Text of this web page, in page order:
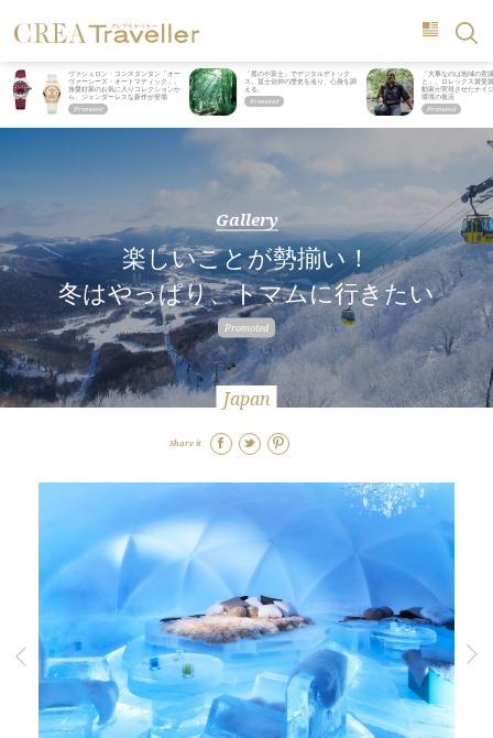
ヴァシュロン・コンスタンタン「オー
ヴァーシーズ・オートマティック」。
旅愛好家のお気に入りコレクションか
ら、ジェンダーレスな新作が登場
「星のや富士」でデジタルデトック
ス。冨士信仰の歴史を辿り、心身を調
える。
「大事なのは地域の意
と」。ロレックス賞受
動家が実現させたナイ
環境の復活
Gallery
楽しいことが勢揃い！
冬はやっぱり、トマムに行きたい
Japan
Share it